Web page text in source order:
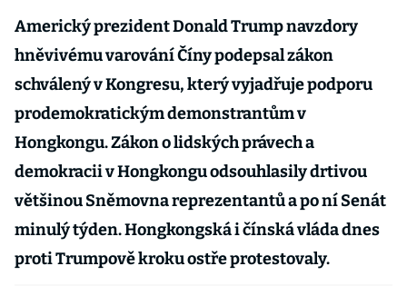
Americký prezident Donald Trump navzdory
hněvivému varování Číny podepsal zákon
schválený v Kongresu, který vyjadřuje podporu
prodemokratickým demonstrantům v
Hongkongu. Zákon o lidských právech a
demokracii v Hongkongu odsouhlasily drtivou
většinou Sněmovna reprezentantů a po ní Senát
minulý týden. Hongkongská i čínská vláda dnes
proti Trumpově kroku ostře protestovaly.